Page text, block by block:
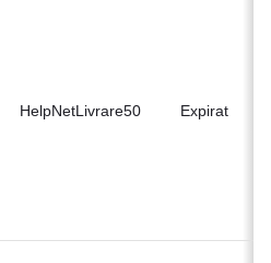
HelpNetLivrare50 Expirat